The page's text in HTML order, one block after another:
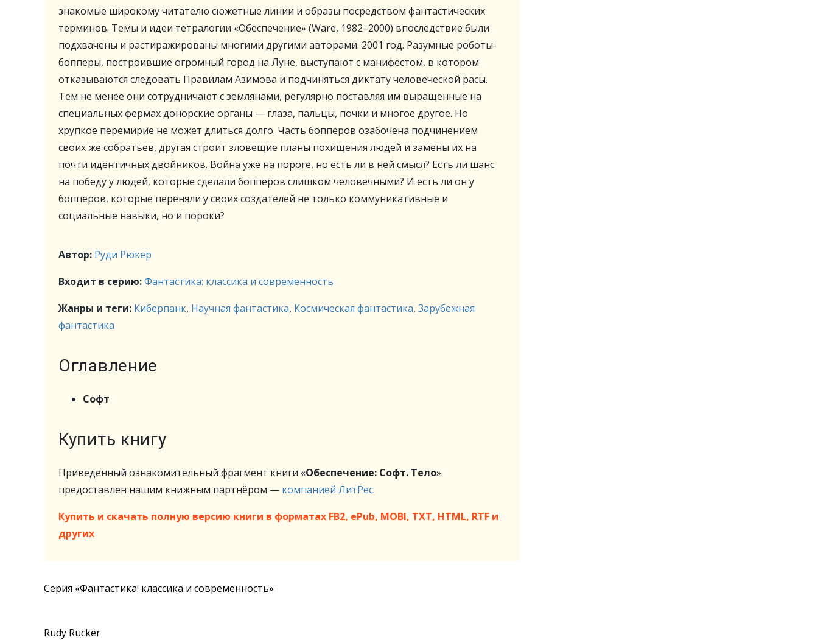
знакомые широкому читателю сюжетные линии и образы посредством фантастических
терминов. Темы и идеи тетралогии «Обеспечение» (Ware, 1982–2000) впоследствие были
подхвачены и растиражированы многими другими авторами. 2001 год. Разумные роботы-
бопперы, построившие огромный город на Луне, выступают с манифестом, в котором
отказываются следовать Правилам Азимова и подчиняться диктату человеческой расы.
Тем не менее они сотрудничают с землянами, регулярно поставляя им выращенные на
специальных фермах донорские органы — глаза, пальцы, почки и многое другое. Но
хрупкое перемирие не может длиться долго. Часть бопперов озабочена подчинением
своих же собратьев, другая строит зловещие планы похищения людей и замены их на
почти идентичных двойников. Война уже на пороге, но есть ли в ней смысл? Есть ли шанс
на победу у людей, которые сделали бопперов слишком человечными? И есть ли он у
бопперов, которые переняли у своих создателей не только коммуникативные и
социальные навыки, но и пороки?
Автор: Руди Рюкер
Входит в серию:Фантастика: классика и современность
Жанры и теги: Киберпанк, Научная фантастика, Космическая фантастика, Зарубежная
фантастика
Оглавление
Софт
Купить книгу
Приведённый ознакомительный фрагмент книги «Обеспечение: Софт. Тело»
предоставлен нашим книжным партнёром — компанией ЛитРес.
Купить и скачать полную версию книги в форматах FB2, ePub, MOBI, TXT, HTML, RTF и
других
Серия «Фантастика: классика и современность»
Rudy Rucker